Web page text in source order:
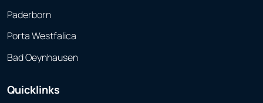
Paderborn
Porta Westfalica
Bad Oeynhausen
Quicklinks